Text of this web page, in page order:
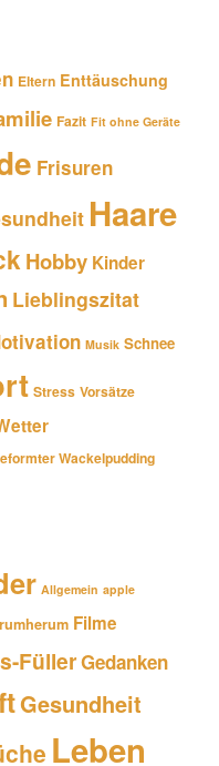
Eltern Enttäuschung
Fazit Fit ohne Geräte
Frisuren
Haare
Hobby Kinder
Lieblingszitat
Musik Schnee
Stress Vorsätze
Wackelpudding
Allgemein apple
Filme
FüllerGedanken
Gesundheit
Leben